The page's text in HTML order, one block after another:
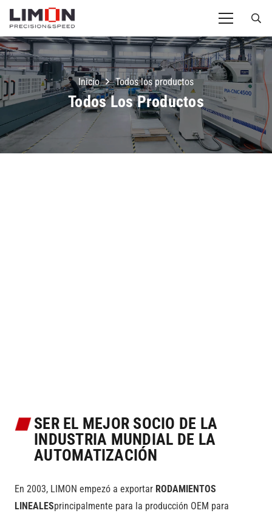
Inicio Todos los productos
Todos Los Productos
SER EL MEJOR SOCIO DE LA
INDUSTRIA MUNDIAL DE LA
AUTOMATIZACIÓN
En 2003, LIMON empezó a exportar RODAMIENTOS
LINEALESprincipalmente para la producción OEM para